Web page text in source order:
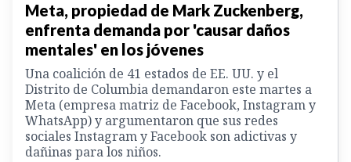
Meta, propiedad de Mark Zuckenberg,
enfrenta demanda por 'causar daños
mentales' en los jóvenes
Una coalición de 41 estados de EE. UU. y el
Distrito de Columbia demandaron este martes a
Meta (empresa matriz de Facebook, Instagram y
WhatsApp) y argumentaron que sus redes
sociales Instagram y Facebook son adictivas y
dañinas para los niños.